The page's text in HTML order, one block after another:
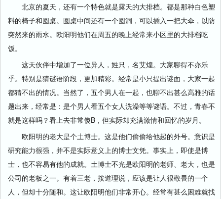
北京的夏天，还有一个特色就是露天的大排档。都是那种白色塑
料的椅子和圆桌。圆桌中间还有一个圆洞，可以插入一把大伞，以防
突然来的雨水。欧阳明他们在周五的晚上经常来小区里的大排档吃
饭。
这天伙伴中增加了一位异人，姓只，名艾煌。大家聊得不亦乐
乎。特别是猜谜语阶段，更加精彩。经常是小只提出谜面，大家一起
都猜不出的情况。当然了，五个男人在一起，也聊不出甚么高雅的话
题出来，经常是：是个男人看五个女人洗澡等等谜语。不过，青春不
就是这样吗？看上去非常傻B，但实际却充满激情和回忆的岁月。
欧阳明的老大是个土博士。这是他们偷偷给他起的外号。意识是
研究能力很强，并不是实际意义上的博士文凭。事实上，即使是博
士，也不容易有他的成就。土博士不光是欧阳明的老师、老大，也是
公司的老板之一。有着三老，按道理说，应该是让人很敬畏的一个
人，但却十分随和。这让欧阳明他们非常开心。经常有甚么困难就找